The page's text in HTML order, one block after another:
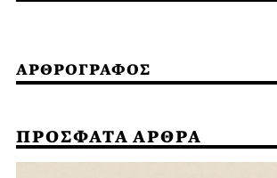
ΑΡΘΡΟΓΡΑΦΟΣ
ΠΡΟΣΦΑΤΑ ΑΡΘΡΑ